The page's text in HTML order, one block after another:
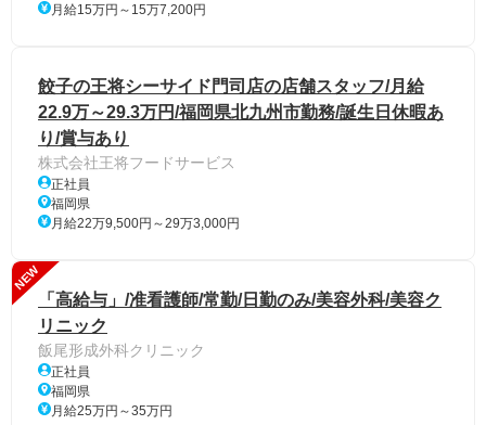
月給15万円～15万7,200円
餃子の王将シーサイド門司店の店舗スタッフ/月給
22.9万～29.3万円/福岡県北九州市勤務/誕生日休暇あ
り/賞与あり
株式会社王将フードサービス
正社員
福岡県
月給22万9,500円～29万3,000円
NEW
「高給与」/准看護師/常勤/日勤のみ/美容外科/美容ク
リニック
飯尾形成外科クリニック
正社員
福岡県
月給25万円～35万円